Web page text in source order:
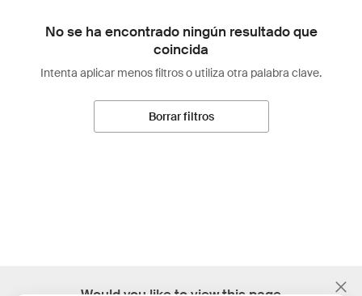
No se ha encontrado ningún resultado que
coincida
Intenta aplicar menos filtros o utiliza otra palabra clave.
Borrar filtros